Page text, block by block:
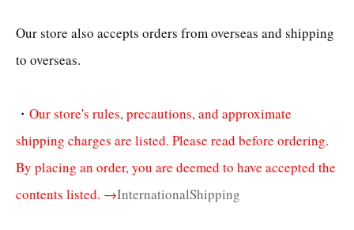
Our store also accepts orders from overseas and shipping
to overseas.
・ Our store's rules, precautions, and approximate
shipping charges are listed. Please read before ordering.
By placing an order, you are deemed to have accepted the
contents listed. →InternationalShipping